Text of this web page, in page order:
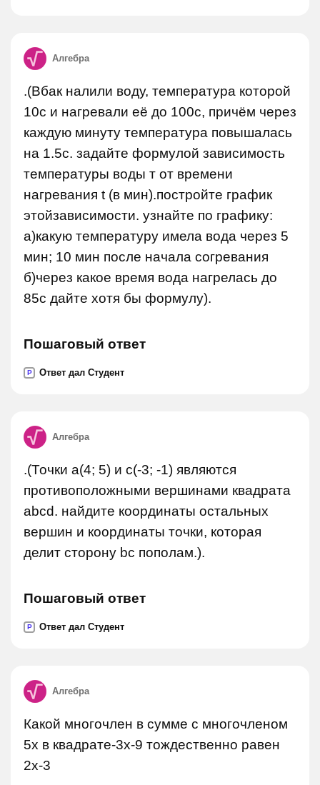
Алгебра
.(Вбак налили воду, температура которой
10с и нагревали её до 100с, причём через
каждую минуту температура повышалась
на 1.5с. задайте формулой зависимость
температуры воды т от времени
нагревания t (в мин).постройте график
этойзависимости. узнайте по графику:
а)какую температуру имела вода через 5
мин; 10 мин после начала согревания
б)через какое время вода нагрелась до
85с дайте хотя бы формулу).
Пошаговый ответ
P Ответ дал Студент
Алгебра
.(Точки a(4; 5) и c(-3; -1) являются
противоположными вершинами квадрата
abcd. найдите координаты остальных
вершин и координаты точки, которая
делит сторону bc пополам.).
Пошаговый ответ
P Ответ дал Студент
Алгебра
Какой многочлен в сумме с многочленом
5x в квадрате-3x-9 тождественно равен
2x-3